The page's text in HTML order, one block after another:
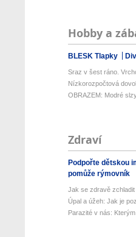
Hobby a
BLESK Tlapky
Sraz v šest ráno.
Nízkorozpočtová
OBRAZEM: Modré
Zdraví
Podpořte dětskou
pomůže rýmovník
Jak se zdravě
Úpal a úžeh: Jak je
Parazité v nás: